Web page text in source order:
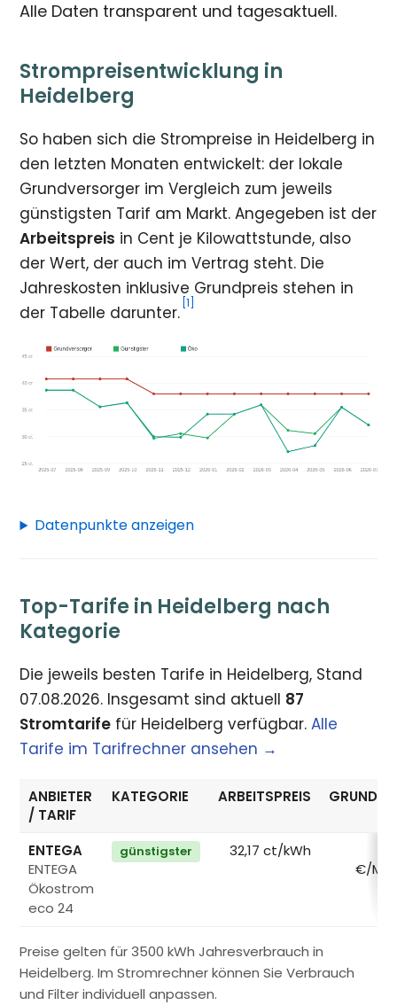
Alle Daten transparent und tagesaktuell.
Strompreisentwicklung in
Heidelberg
So haben sich die Strompreise in Heidelberg in
den letzten Monaten entwickelt: der lokale
Grundversorger im Vergleich zum jeweils
günstigsten Tarif am Markt. Angegeben ist der
Arbeitspreis in Cent je Kilowattstunde, also
der Wert, der auch im Vertrag steht. Die
Jahreskosten inklusive Grundpreis stehen in
der Tabelle darunter. [1]
Datenpunkte anzeigen
Top-Tarife in Heidelberg nach
Kategorie
Die jeweils besten Tarife in Heidelberg, Stand
07.08.2026. Insgesamt sind aktuell 87
Stromtarife für Heidelberg verfügbar.Alle
Tarife im Tarifrechner ansehen →
ANBIETER
/ TARIF
KATEGORIE ARBEITSPREIS
ENTEGA
ENTEGA
Ökostrom
eco 24
günstigster 32,17 ct/kWh
€/
Preise gelten für 3500 kWh Jahresverbrauch in
Heidelberg. Im Stromrechner können Sie Verbrauch
und Filter individuell anpassen.